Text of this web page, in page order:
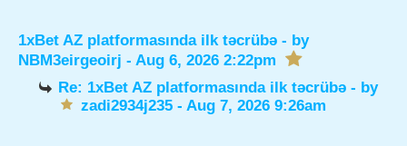
1xBet AZ platformasında ilk təcrübə - by
NBM3eirgeoirj - Aug 6, 2026 2:22pm
Re: 1xBet AZ platformasında ilk təcrübə - by
zadi2934j235- Aug 7, 2026 9:26am